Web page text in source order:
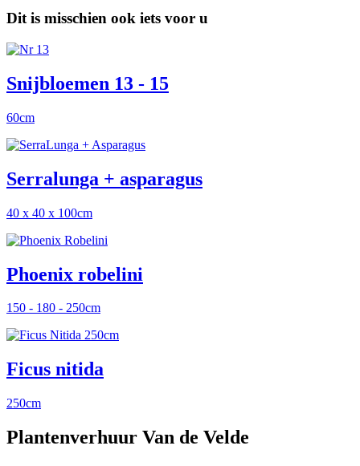
Dit is misschien ook iets voor u
Snijbloemen 13 - 15
60cm
Serralunga + asparagus
40 x 40 x 100cm
Phoenix robelini
150 - 180 - 250cm
Ficus nitida
250cm
Plantenverhuur Van de Velde